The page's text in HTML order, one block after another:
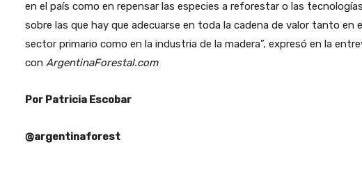
en el país como en repensar las especies a reforestar o las
sobre las que hay que adecuarse en toda la cadena de valor tanto en
sector primario como en la industria de la madera”, expresó en la
con ArgentinaForestal.com
Por Patricia Escobar
@argentinaforest